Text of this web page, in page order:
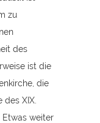
zu
des
ist die
die
XIX.
Etwas weiter